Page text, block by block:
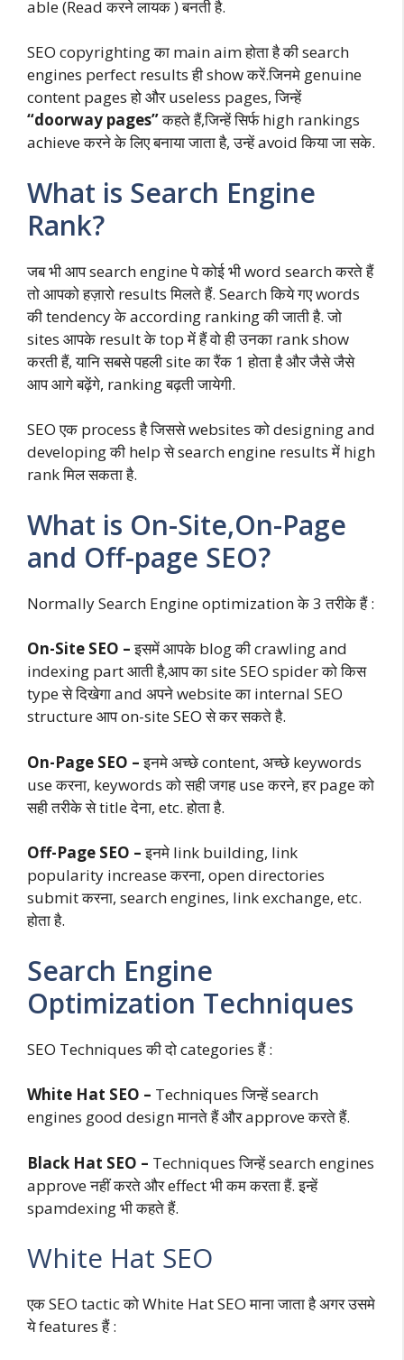
able (Read करने लायक ) बनती है.
SEO copyrighting का main aim होता है की search
engines perfect results ही show करें.जिनमे genuine
content pages हो और useless pages, जिन्हें
“doorway pages”कहते हैं,जिन्हें सिर्फ high rankings
achieve करने के लिए बनाया जाता है, उन्हें avoid किया जा सके.
What is Search Engine
Rank?
जब भी आप search engine पे कोई भी word search करते हैं
तो आपको हज़ारो results मिलते हैं. Search किये गए words
की tendency के according ranking की जाती है. जो
sites आपके result के top में हैं वो ही उनका rank show
करती हैं, यानि सबसे पहली site का रैंक 1 होता है और जैसे जैसे
आप आगे बढ़ेंगे, ranking बढ़ती जायेगी.
SEO एक process है जिससे websites को designing and
developing की help से search engine results में high
rank मिल सकता है.
What is On-Site,On-Page
and Off-page SEO?
Normally Search Engine optimization के 3 तरीके हैं :
On-Site SEO –इसमें आपके blog की crawling and
indexing part आती है,आप का site SEO spider को किस
type से दिखेगा and अपने website का internal SEO
structure आप on-site SEO से कर सकते है.
On-Page SEO –इनमे अच्छे content, अच्छे keywords
use करना, keywords को सही जगह use करने, हर page को
सही तरीके से title देना, etc. होता है.
Off-Page SEO –इनमे link building, link
popularity increase करना, open directories
submit करना, search engines, link exchange, etc.
होता है.
Search Engine
Optimization Techniques
SEO Techniques की दो categories हैं :
White Hat SEO – Techniques जिन्हें search
engines good design मानते हैं और approve करते हैं.
Black Hat SEO – Techniques जिन्हें search engines
approve नहीं करते और effect भी कम करता हैं. इन्हें
spamdexing भी कहते हैं.
White Hat SEO
एक SEO tactic को White Hat SEO माना जाता है अगर उसमे
ये features हैं :